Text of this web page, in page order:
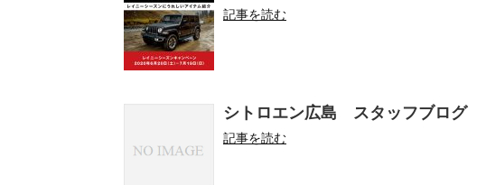
記事を読む
シトロエン広島 スタッフブログ
記事を読む